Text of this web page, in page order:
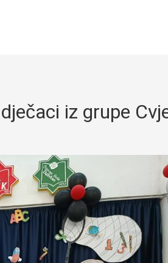
iz grupe